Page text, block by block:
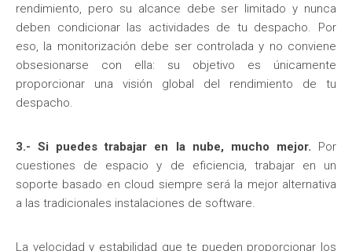
rendimiento, pero su alcance debe ser limitado y nunca
deben condicionar las actividades de tu despacho. Por
eso, la monitorización debe ser controlada y no conviene
obsesionarse con ella: su objetivo es únicamente
proporcionar una visión global del rendimiento de tu
despacho.
3.- Si puedes trabajar en la nube, mucho mejor. Por
cuestiones de espacio y de eficiencia, trabajar en un
soporte basado en cloud siempre será la mejor alternativa
a las tradicionales instalaciones de software.
La velocidad y estabilidad que te pueden proporcionar los